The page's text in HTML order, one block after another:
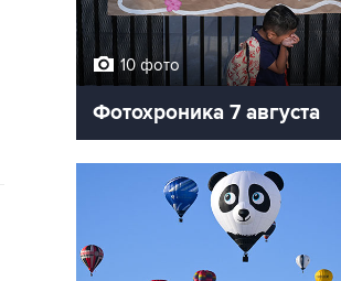
10 фото
Фотохроника 7 августа